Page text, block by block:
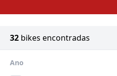
32 bikes encontradas
Ano